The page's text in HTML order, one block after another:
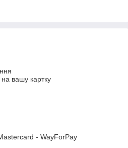
вашу картку
- WayForPay